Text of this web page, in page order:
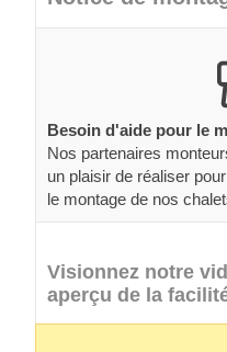
Besoin d'aide pour le
Nos partenaires
un plaisir de réaliser
le montage de nos
Visionnez notre
aperçu de la